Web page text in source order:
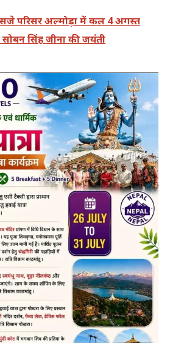
परिसर अल्मोड़ा में कल 4 अगस्त
सिंह जीना की जयंती